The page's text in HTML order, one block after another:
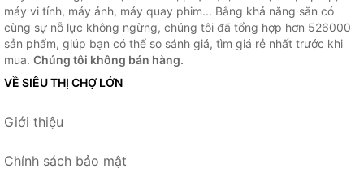
máy vi tính, máy ảnh, máy quay phim... Bằng khả năng sẵn có
cùng sự nỗ lực không ngừng, chúng tôi đã tổng hợp hơn 526000
sản phẩm, giúp bạn có thể so sánh giá, tìm giá rẻ nhất trước khi
mua. Chúng tôi không bán hàng.
VỀ SIÊU THỊ CHỢ LỚN
Giới thiệu
Chính sách bảo mật